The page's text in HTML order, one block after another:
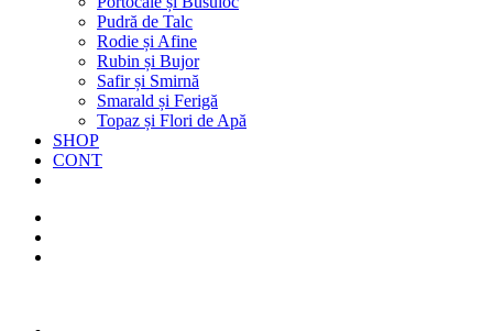
Pudră de Talc
Rodie și Afine
Rubin și Bujor
Safir și Smirnă
Smarald și Ferigă
Topaz și Flori de Apă
SHOP
CONT